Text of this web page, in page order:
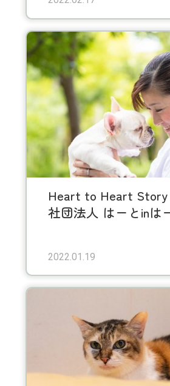
Heart to Heart
社団法人 はーとinは
2022.01.19